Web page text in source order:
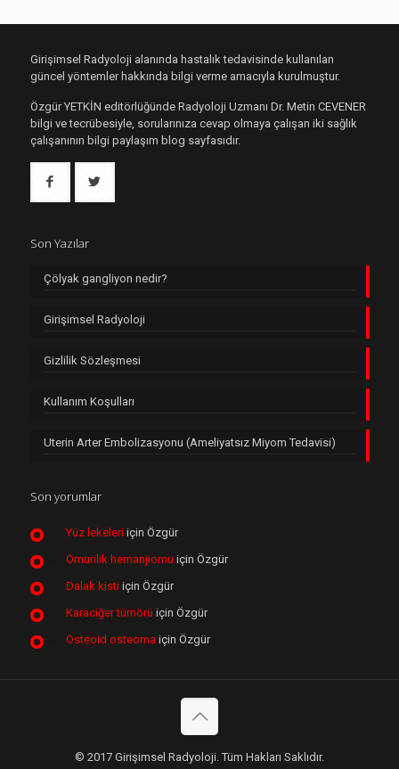
Girişimsel Radyoloji alanında hastalık tedavisinde kullanılan
güncel yöntemler hakkında bilgi verme amacıyla kurulmuştur.
Özgür YETKİN editörlüğünde Radyoloji Uzmanı Dr. Metin CEVENER
bilgi ve tecrübesiyle, sorularınıza cevap olmaya çalışan iki sağlık
çalışanının bilgi paylaşım blog sayfasıdır.
Son Yazılar
Çölyak gangliyon nedir?
Girişimsel Radyoloji
Gizlilik Sözleşmesi
Kullanım Koşulları
Uterin Arter Embolizasyonu (Ameliyatsız Miyom Tedavisi)
Son yorumlar
Yüz lekeleriiçin Özgür
Omurilik hemanjiomu için Özgür
Dalak kistiiçin Özgür
Karaciğer tümörü için Özgür
Osteoid osteoma için Özgür
© 2017 Girişimsel Radyoloji. Tüm Hakları Saklıdır.